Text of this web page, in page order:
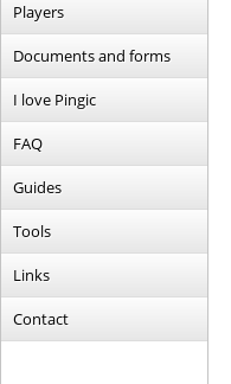
Players
Documents and forms
I love Pingic
FAQ
Guides
Tools
Links
Contact